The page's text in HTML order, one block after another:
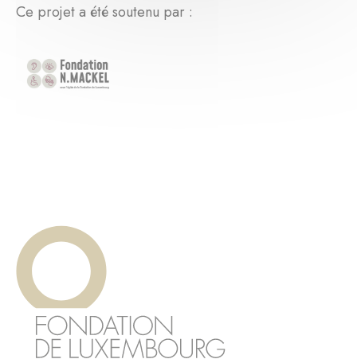
Ce projet a été soutenu par :